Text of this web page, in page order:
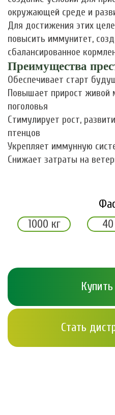
окружающей среде и
Для достижения этих
повысить иммунитет,
сбалансированное
Преимущества
Обеспечивает старт
Повышает прирост живой
поголовья
Стимулирует рост,
птенцов
Укрепляет иммунную
Снижает затраты на
1000 кг
Стать